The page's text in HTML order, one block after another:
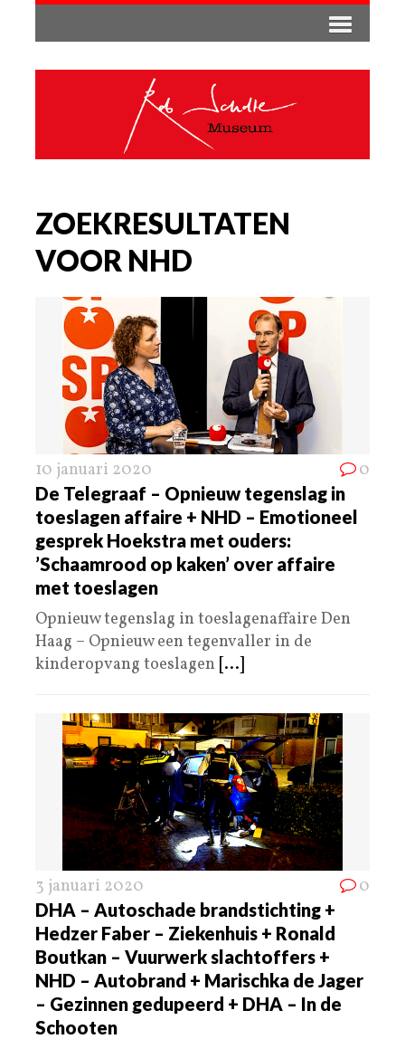
ZOEKRESULTATEN
VOOR NHD
10 januari 2020 0
De Telegraaf – Opnieuw tegenslag in
toeslagen affaire + NHD – Emotioneel
gesprek Hoekstra met ouders:
’Schaamrood op kaken’ over affaire
met toeslagen
Opnieuw tegenslag in toeslagenaffaire Den
Haag – Opnieuw een tegenvaller in de
kinderopvang toeslagen [...]
3 januari 2020 0
DHA – Autoschade brandstichting +
Hedzer Faber – Ziekenhuis + Ronald
Boutkan – Vuurwerk slachtoffers +
NHD – Autobrand + Marischka de Jager
– Gezinnen gedupeerd + DHA – In de
Schooten